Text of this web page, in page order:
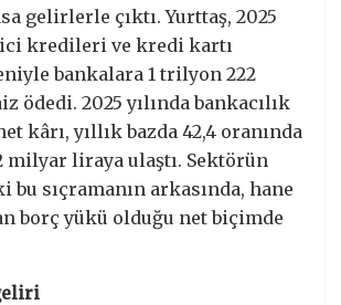
gelirlerle çıktı. Yurttaş, 2025
kredileri ve kredi kartı
bankalara 1 trilyon 222
ödedi. 2025 yılında bankacılık
kârı, yıllık bazda 42,4 oranında
milyar liraya ulaştı. Sektörün
bu sıçramanın arkasında, hane
borç yükü olduğu net biçimde